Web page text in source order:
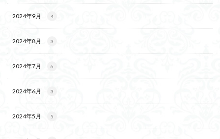
2024年9月 4
2024年8月 3
2024年7月 6
2024年6月 3
2024年5月 5